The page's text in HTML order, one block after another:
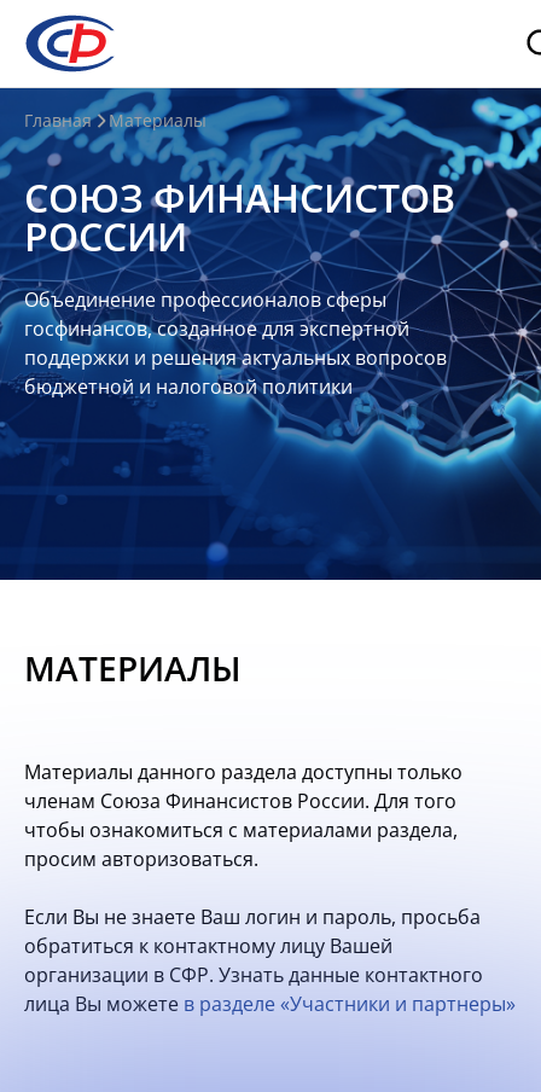
О
нас
О
СФР
Совет
Союза
Участники
Планы
отчеты
Контакты
Материалы
опытом
Вступить
Главная Материалы
СОЮЗ ФИНАНСИСТОВ
РОССИИ
Объединение профессионалов сферы
госфинансов, созданное для экспертной
поддержки и решения актуальных вопросов
бюджетной и налоговой политики
МАТЕРИАЛЫ
Материалы данного раздела доступны только
членам Союза Финансистов России. Для того
чтобы ознакомиться с материалами раздела,
просим авторизоваться.
Если Вы не знаете Ваш логин и пароль, просьба
обратиться к контактному лицу Вашей
организации в СФР. Узнать данные контактного
лица Вы можете в разделе «Участники и партнеры»